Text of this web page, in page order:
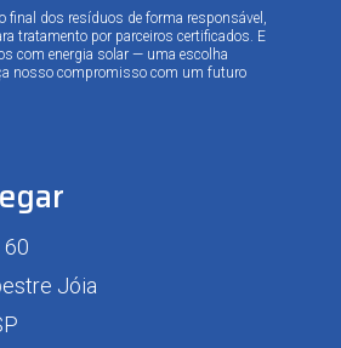
final dos resíduos de forma responsável,
tratamento por parceiros certificados. E
com energia solar — uma escolha
nosso compromisso com um futuro
60
Jóia